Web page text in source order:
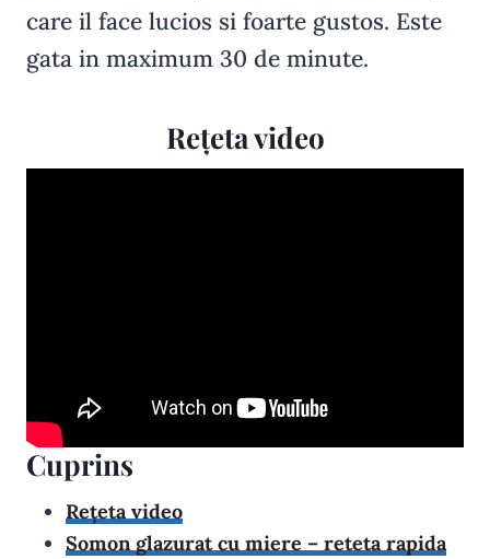
care il face lucios si foarte gustos. Este
gata in maximum 30 de minute.
Rețeta video
Cuprins
Rețeta video
Somon glazurat cu miere – reteta rapida